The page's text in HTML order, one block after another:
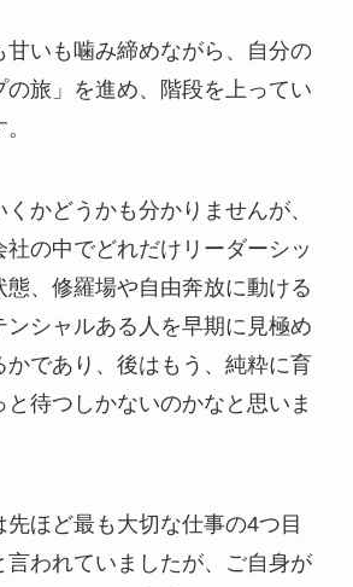
甘いも噛み締めながら、自分の
の旅」を進め、階段を上ってい
かどうかも分かりませんが、
の中でどれだけリーダーシッ
態、修羅場や自由奔放に動ける
ンシャルある人を早期に見極め
かであり、後はもう、純粋に育
と待つしかないのかなと思いま
ほど最も大切な仕事の4つ目
言われていましたが、ご自身が